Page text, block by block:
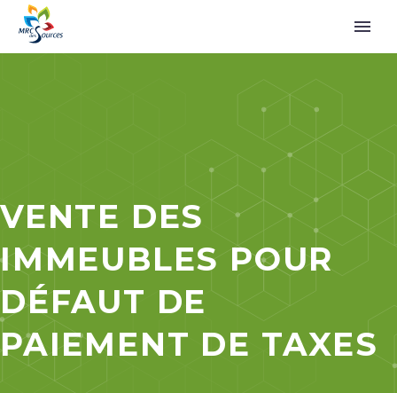
VENTE DES
IMMEUBLES POUR
DÉFAUT DE
PAIEMENT DE TAXES